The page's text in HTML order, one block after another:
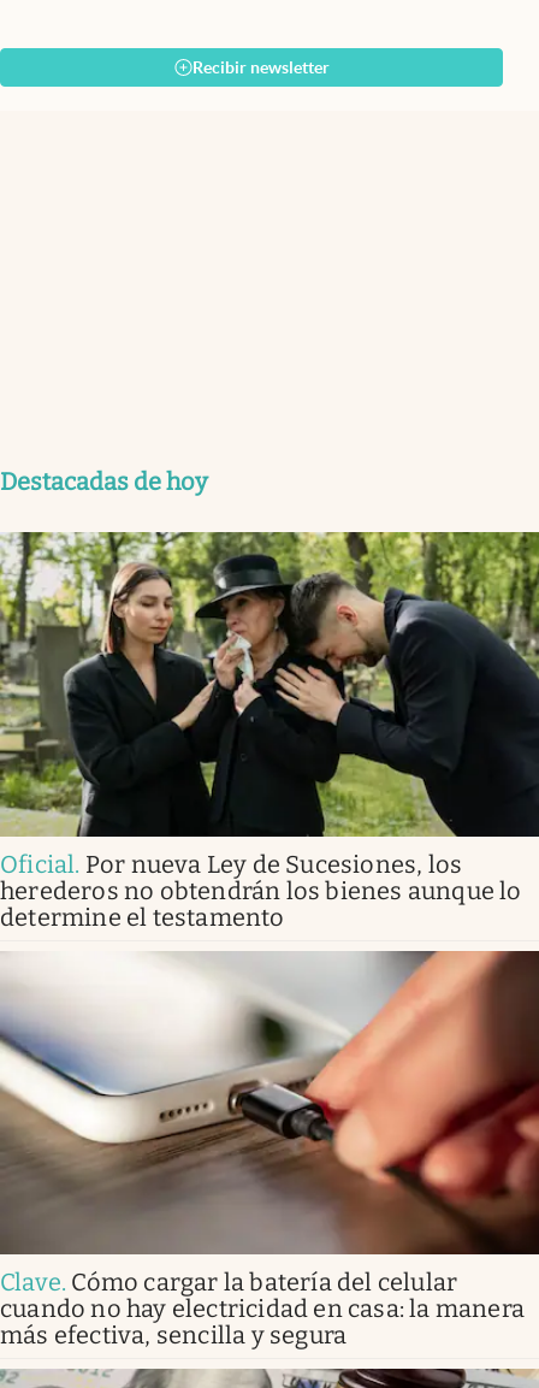
Recibir newsletter
Destacadas de hoy
Oficial. Por nueva Ley de Sucesiones, los
herederos no obtendrán los bienes aunque lo
determine el testamento
Clave. Cómo cargar la batería del celular
cuando no hay electricidad en casa: la manera
más efectiva, sencilla y segura